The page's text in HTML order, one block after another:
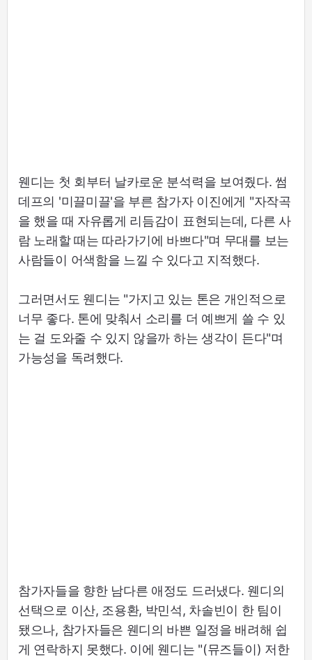
웬디는 첫 회부터 날카로운 분석력을 보여줬다. 썸
데프의 '미끌미끌'을 부른 참가자 이진에게 "자작곡
을 했을 때 자유롭게 리듬감이 표현되는데, 다른 사
람 노래할 때는 따라가기에 바쁘다"며 무대를 보는
사람들이 어색함을 느낄 수 있다고 지적했다.
그러면서도 웬디는 "가지고 있는 톤은 개인적으로
너무 좋다. 톤에 맞춰서 소리를 더 예쁘게 쓸 수 있
는 걸 도와줄 수 있지 않을까 하는 생각이 든다"며
가능성을 독려했다.
참가자들을 향한 남다른 애정도 드러냈다. 웬디의
선택으로 이산, 조용환, 박민석, 차솔빈이 한 팀이
됐으나, 참가자들은 웬디의 바쁜 일정을 배려해 쉽
게 연락하지 못했다. 이에 웬디는 "(뮤즈들이) 저한